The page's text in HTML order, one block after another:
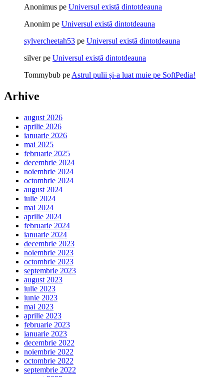
Anonimus pe Universul există dintotdeauna
Anonim pe Universul există dintotdeauna
sylvercheetah53 pe Universul există dintotdeauna
silverpe Universul există dintotdeauna
Tommybub pe Astrul pulii și-a luat muie pe SoftPedia!
Arhive
august 2026
aprilie 2026
ianuarie 2026
mai 2025
februarie 2025
decembrie 2024
noiembrie 2024
octombrie 2024
august 2024
iulie 2024
mai 2024
aprilie 2024
februarie 2024
ianuarie 2024
decembrie 2023
noiembrie 2023
octombrie 2023
septembrie 2023
august 2023
iulie 2023
iunie 2023
mai 2023
aprilie 2023
februarie 2023
ianuarie 2023
decembrie 2022
noiembrie 2022
octombrie 2022
septembrie 2022